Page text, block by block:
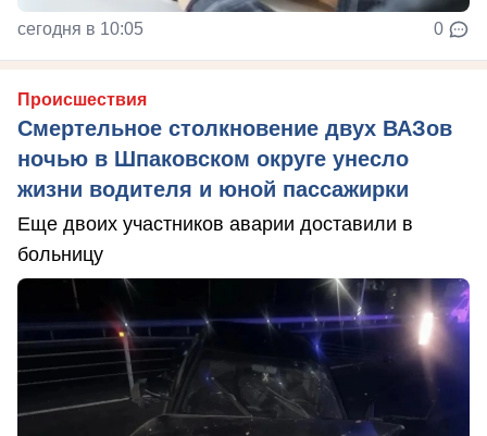
сегодня в 10:05 0
Происшествия
Смертельное столкновение двух ВАЗов
ночью в Шпаковском округе унесло
жизни водителя и юной пассажирки
Еще двоих участников аварии доставили в
больницу